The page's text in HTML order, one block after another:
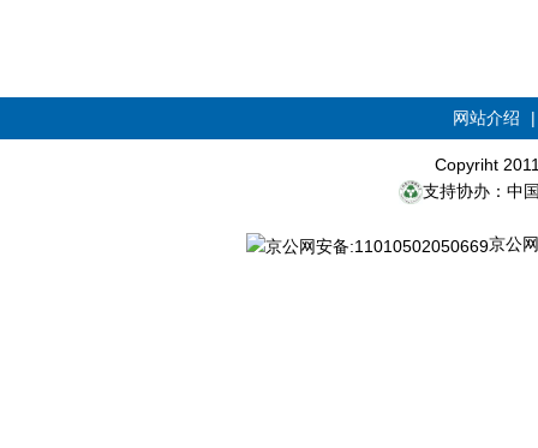
网站介绍
Copyriht
支持协办：中
京公